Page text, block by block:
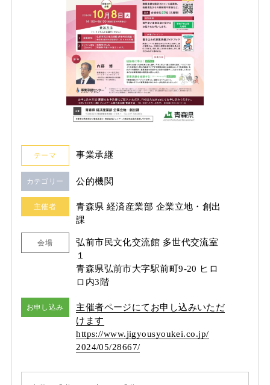
カテゴリー 公的機関
テーマ 事業承継
主催者
青森県 経済産業部 企業立地・創出
課
会場
弘前市民文化交流館 多世代交流室
１
青森県弘前市大字駅前町9-20 ヒロ
ロ内3階
お申し込み
主催者ページにてお申し込みいただ
けます
https://www.jigyousyoukei.co.jp/
2024/05/28667/